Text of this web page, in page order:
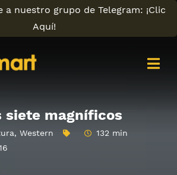
a nuestro grupo de Telegram: ¡Clic
Aquí!
siete magníficos
, Western
132 min